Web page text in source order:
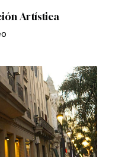
Artística